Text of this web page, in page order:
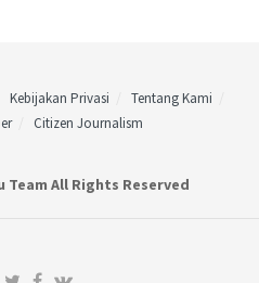
Kebijakan Privasi
Tentang Kami
Citizen Journalism
All Rights Reserved